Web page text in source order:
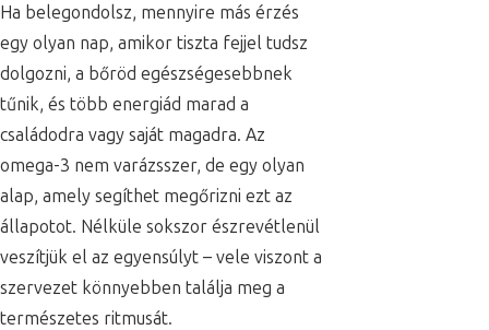
Ha belegondolsz, mennyire más érzés
egy olyan nap, amikor tiszta fejjel tudsz
dolgozni, a bőröd egészségesebbnek
tűnik, és több energiád marad a
családodra vagy saját magadra. Az
omega-3 nem varázsszer, de egy olyan
alap, amely segíthet megőrizni ezt az
állapotot. Nélküle sokszor észrevétlenül
veszítjük el az egyensúlyt – vele viszont a
szervezet könnyebben találja meg a
természetes ritmusát.